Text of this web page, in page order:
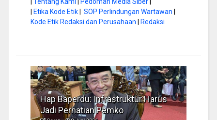
Tentang Kami Pedoman Media Siber|
Etika Kode Etik| SOP Perlindungan Wartawan
Kode Etik Redaksi dan Perusahaan
Redaksi
Hap Baperdu: Infrastruktur Harus
Jadi Perhatian Pemko